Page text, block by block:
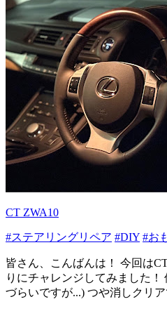
CT ZWA10
#ステアリングリペア #DIY #お
皆さん、こんばんは！ 今回は
りにチャレンジしてみました
づらいですが...) つや消しクリ